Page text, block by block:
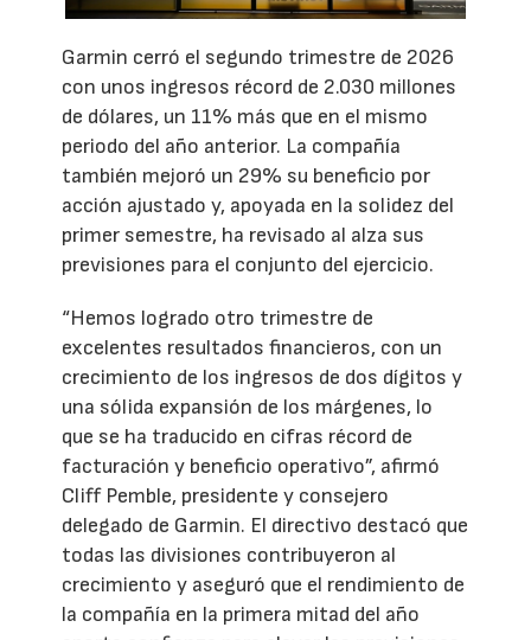
Garmin cerró el segundo trimestre de 2026
con unos ingresos récord de 2.030 millones
de dólares, un 11% más que en el mismo
periodo del año anterior. La compañía
también mejoró un 29% su beneficio por
acción ajustado y, apoyada en la solidez del
primer semestre, ha revisado al alza sus
previsiones para el conjunto del ejercicio.
“Hemos logrado otro trimestre de
excelentes resultados financieros, con un
crecimiento de los ingresos de dos dígitos y
una sólida expansión de los márgenes, lo
que se ha traducido en cifras récord de
facturación y beneficio operativo”, afirmó
Cliff Pemble, presidente y consejero
delegado de Garmin. El directivo destacó que
todas las divisiones contribuyeron al
crecimiento y aseguró que el rendimiento de
la compañía en la primera mitad del año